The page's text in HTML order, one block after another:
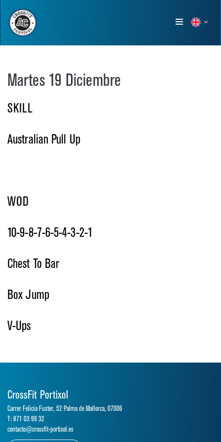
Show
Martes 19 Diciembre
SKILL
Australian Pull Up
WOD
10-9-8-7-6-5-4-3-2-1
Chest To Bar
Box Jump
V-Ups
CrossFit Portixol
Carrer Felicia Fuster, 52 Palma de Mallorca, 07006
T: 871 03 99 32
contacto@crossfit-portixol.es